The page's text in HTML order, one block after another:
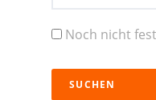
Noch nicht
SUCHEN